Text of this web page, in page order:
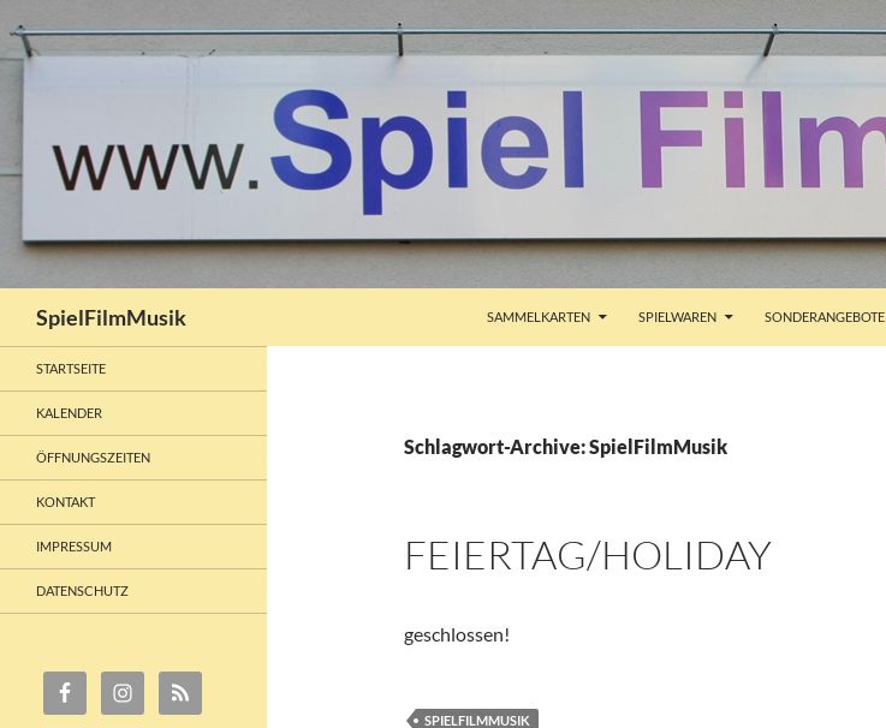
SpielFilmMusik
SAMMELKARTEN
SPIELWAREN SONDERANGEBOTE
Schlagwort-Archive: SpielFilmMusik
FEIERTAG/HOLIDAY
geschlossen!
SPIELFILMMUSIK
STARTSEITE
KALENDER
ÖFFNUNGSZEITEN
KONTAKT
IMPRESSUM
DATENSCHUTZ